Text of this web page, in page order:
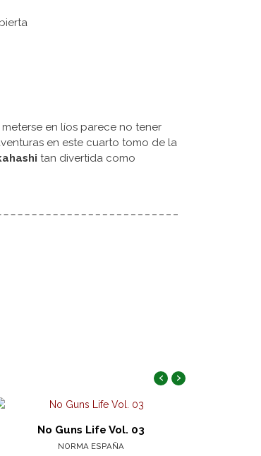
en líos parece no tener
en este cuarto tomo de la
tan divertida como
No Guns Life Vol. 03
NORMA ESPAÑA
‹ ›